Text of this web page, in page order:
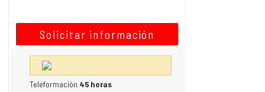
Solicitar información
Teleformación 45 horas